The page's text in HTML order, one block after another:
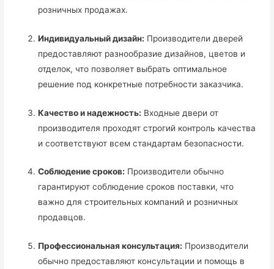
розничных продажах.
Индивидуальный дизайн: Производители дверей
предоставляют разнообразие дизайнов, цветов и
отделок, что позволяет выбрать оптимальное
решение под конкретные потребности заказчика.
Качество и надежность: Входные двери от
производителя проходят строгий контроль качества
и соответствуют всем стандартам безопасности.
Соблюдение сроков: Производители обычно
гарантируют соблюдение сроков поставки, что
важно для строительных компаний и розничных
продавцов.
Профессиональная консультация: Производители
обычно предоставляют консультации и помощь в